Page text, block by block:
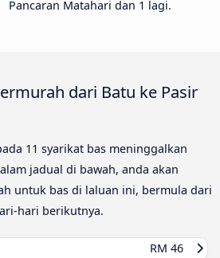
Pancaran Matahari dan 1 lagi.
dari Batu ke Pasir
11 syarikat bas meninggalkan
jadual di bawah, anda akan
untuk bas di laluan ini, bermula dari
hari berikutnya.
RM 46